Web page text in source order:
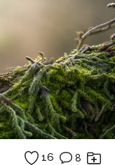
16 8